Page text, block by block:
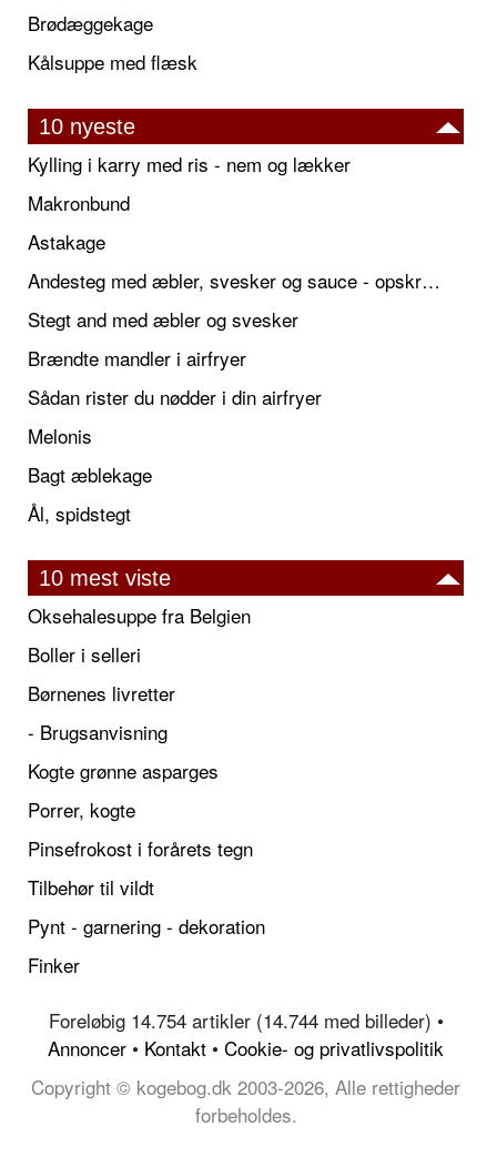
Brødæggekage
Kålsuppe med flæsk
10 nyeste
Kylling i karry med ris - nem og lækker
Makronbund
Astakage
Andesteg med æbler, svesker og sauce - opskrift også til jul
Stegt and med æbler og svesker
Brændte mandler i airfryer
Sådan rister du nødder i din airfryer
Melonis
Bagt æblekage
Ål, spidstegt
10 mest viste
Oksehalesuppe fra Belgien
Boller i selleri
Børnenes livretter
- Brugsanvisning
Kogte grønne asparges
Porrer, kogte
Pinsefrokost i forårets tegn
Tilbehør til vildt
Pynt - garnering - dekoration
Finker
Foreløbig 14.754 artikler (14.744 med billeder) •
Annoncer • Kontakt • Cookie- og privatlivspolitik
Copyright © kogebog.dk 2003-2026, Alle rettigheder
forbeholdes.